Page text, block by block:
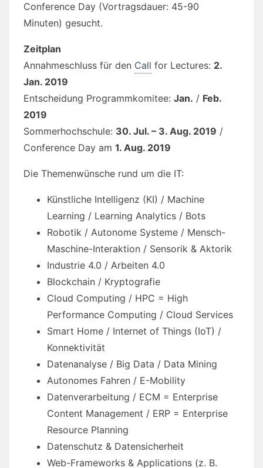
Conference Day (Vortragsdauer: 45-90
Minuten) gesucht.
Zeitplan
Annahmeschluss für den Call for Lectures: 2.
Jan. 2019
Entscheidung Programmkomitee: Jan. / Feb.
2019
Sommerhochschule: 30. Jul. – 3. Aug. 2019 /
Conference Day am 1. Aug. 2019
Die Themenwünsche rund um die IT:
Künstliche Intelligenz (KI) / Machine
Learning / Learning Analytics / Bots
Robotik / Autonome Systeme / Mensch-
Maschine-Interaktion / Sensorik & Aktorik
Industrie 4.0 / Arbeiten 4.0
Blockchain / Kryptografie
Cloud Computing / HPC = High
Performance Computing / Cloud Services
Smart Home / Internet of Things (IoT) /
Konnektivität
Datenanalyse / Big Data / Data Mining
Autonomes Fahren / E-Mobility
Datenverarbeitung / ECM = Enterprise
Content Management / ERP = Enterprise
Resource Planning
Datenschutz & Datensicherheit
Web-Frameworks & Applications (z. B.